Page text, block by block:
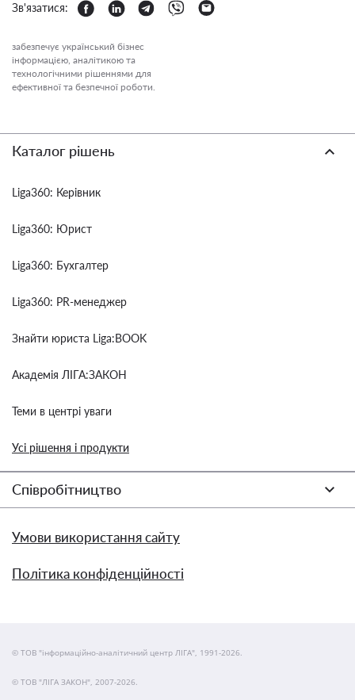
Зв'язатися:
забезпечує український бізнес
інформацією, аналітикою та
технологічними рішеннями для
ефективної та безпечної роботи.
Каталог рішень
Liga360: Керівник
Liga360: Юрист
Liga360: Бухгалтер
Liga360: PR-менеджер
Знайти юриста Liga:BOOK
Академія ЛІГА:ЗАКОН
Теми в центрі уваги
Усі рішення і продукти
Співробітництво
Умови використання сайту
Політика конфіденційності
© ТОВ "інформаційно-аналітичний центр ЛІГА", 1991-2026.
© ТОВ "ЛІГА ЗАКОН", 2007-2026.